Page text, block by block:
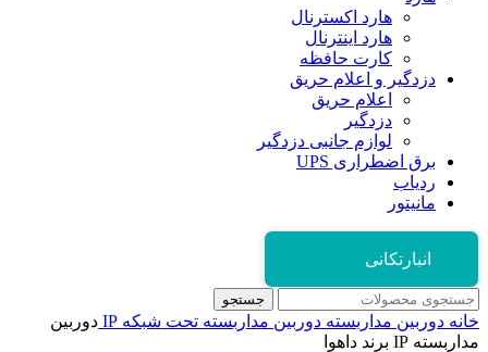
هارد اکسترنال
هارد اینترنال
کارت حافظه
دزدگیر و اعلام حریق
اعلام حریق
دزدگیر
لوازم جانبی دزدگیر
برق اضطراری UPS
ردیاب
مانیتور
انبارتکانی
جستجو
خانه دوربین مداربسته دوربین مداربسته تحت شبکه IP
دوربین
مداربسته IP برند داهوا